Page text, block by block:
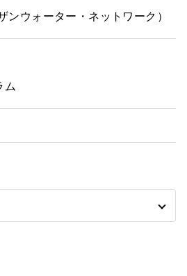
ンウォーター・ネットワーク）
ム